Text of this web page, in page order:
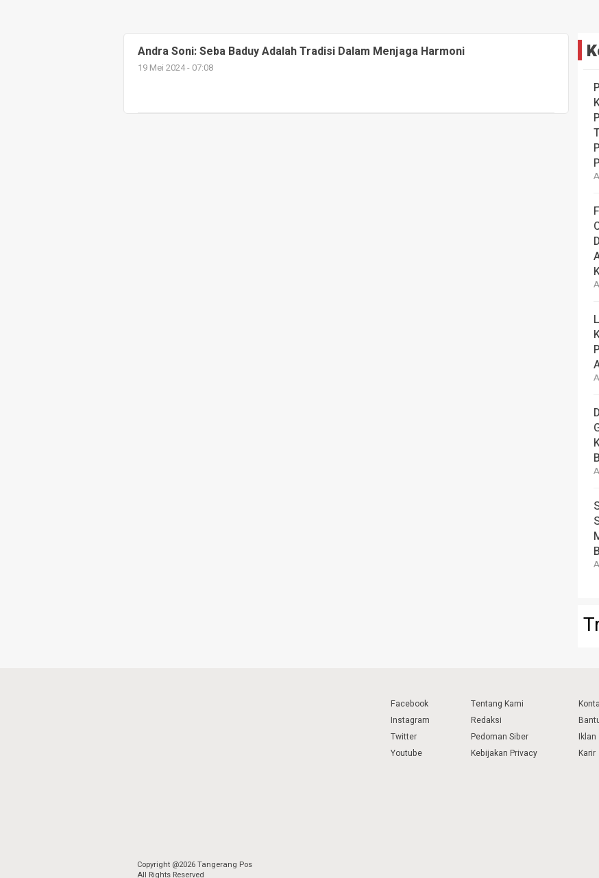
Andra Soni: Seba Baduy Adalah Tradisi Dalam Menjaga Harmoni
19 Mei 2024 - 07:08
Copyright @2026 Tangerang Pos
All Rights Reserved
Facebook
Instagram
Twitter
Youtube
Tentang Kami
Redaksi
Pedoman Siber
Kebijakan Privacy
Iklan
Karir